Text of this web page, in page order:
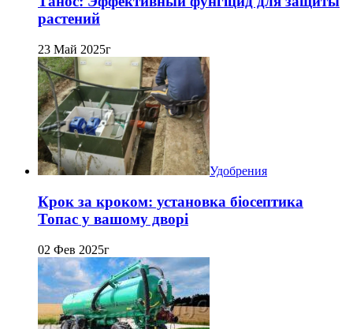
растений
23 Май 2025г
Удобрения
Крок за кроком: установка біосептика
Топас у вашому дворі
02 Фев 2025г